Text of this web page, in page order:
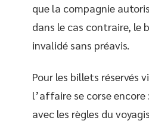
que la compagnie
dans le cas contraire, le
invalidé sans préavis.
Pour les billets réservés
l’affaire se corse
avec les règles du